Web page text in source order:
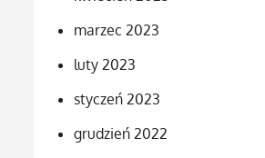
marzec 2023
luty 2023
styczeń 2023
grudzień 2022